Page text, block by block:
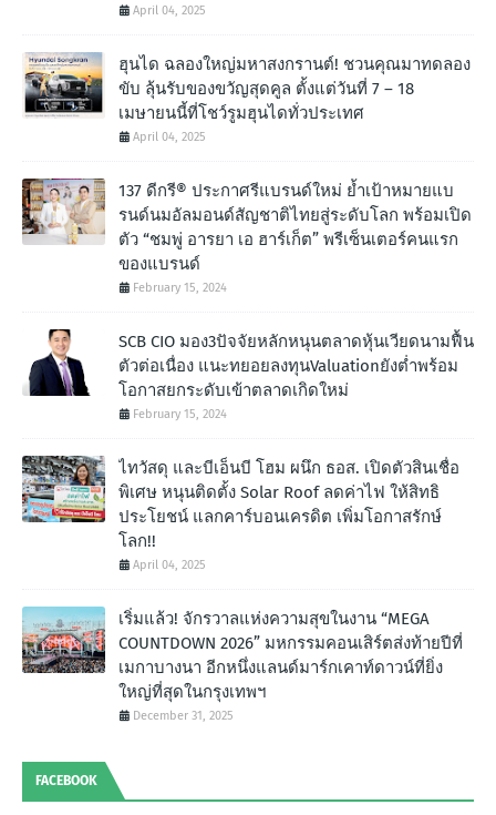
April 04, 2025
ฮุนได ฉลองใหญ่มหาสงกรานต์! ชวนคุณมาทดลอง
ขับ ลุ้นรับของขวัญสุดคูล ตั้งแต่วันที่ 7 – 18
เมษายนนี้ที่โชว์รูมฮุนไดทั่วประเทศ
April 04, 2025
137 ดีกรี® ประกาศรีแบรนด์ใหม่ ย้ำเป้าหมายแบ
รนด์นมอัลมอนด์สัญชาติไทยสู่ระดับโลก พร้อมเปิด
ตัว “ชมพู่ อารยา เอ ฮาร์เก็ต” พรีเซ็นเตอร์คนแรก
ของแบรนด์
February 15, 2024
SCB CIO มอง3ปัจจัยหลักหนุนตลาดหุ้นเวียดนามฟื้น
ตัวต่อเนื่อง แนะทยอยลงทุนValuationยังต่ำพร้อม
โอกาสยกระดับเข้าตลาดเกิดใหม่
February 15, 2024
ไทวัสดุ และบีเอ็นบี โฮม ผนึก ธอส. เปิดตัวสินเชื่อ
พิเศษ หนุนติดตั้ง Solar Roof ลดค่าไฟ ให้สิทธิ
ประโยชน์ แลกคาร์บอนเครดิต เพิ่มโอกาสรักษ์
โลก!!
April 04, 2025
เริ่มแล้ว! จักรวาลแห่งความสุขในงาน “MEGA
COUNTDOWN 2026” มหกรรมคอนเสิร์ตส่งท้ายปีที่
เมกาบางนา อีกหนึ่งแลนด์มาร์กเคาท์ดาวน์ที่ยิ่ง
ใหญ่ที่สุดในกรุงเทพฯ
December 31, 2025
FACEBOOK